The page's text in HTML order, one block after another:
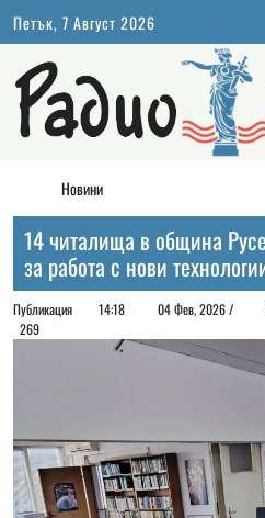
Петък, 7 Август 2026
Новини
14 читалища в община
за работа с нови
Публикация 14:18 04 Фев, 2026 /
269